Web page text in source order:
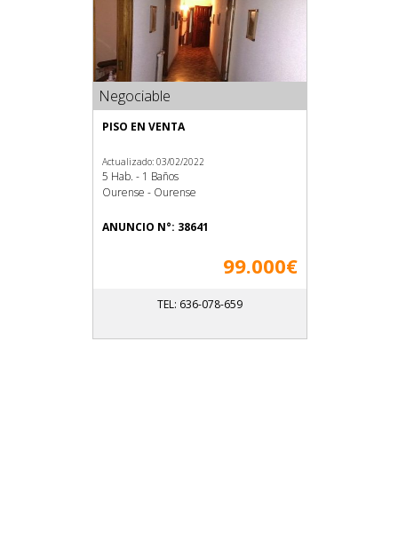
PISO EN VENTA
Actualizado: 03/02/2022
5 Hab. - 1 Baños
Ourense - Ourense
ANUNCIO N°: 38641
99.000€
Negociable
TEL: 636-078-659